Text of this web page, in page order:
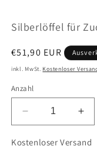
Silberlöffel für
Normaler
Preis
€51,90 EUR
inkl. MwSt. Kostenloser
Anzahl
Verringere
die
Menge
die
Kostenloser Versand